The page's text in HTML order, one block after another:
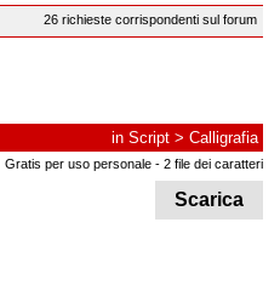
26 richieste corrispondenti sul forum
in Script > Calligrafia
Gratis per uso personale - 2 file dei caratteri
Scarica